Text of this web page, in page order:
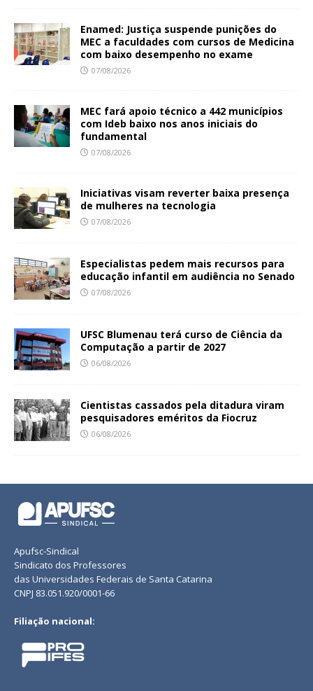
Enamed: Justiça suspende punições do
MEC a faculdades com cursos de Medicina
com baixo desempenho no exame
07/08/2026
MEC fará apoio técnico a 442 municípios
com Ideb baixo nos anos iniciais do
fundamental
07/08/2026
Iniciativas visam reverter baixa presença
de mulheres na tecnologia
07/08/2026
Especialistas pedem mais recursos para
educação infantil em audiência no Senado
07/08/2026
UFSC Blumenau terá curso de Ciência da
Computação a partir de 2027
06/08/2026
Cientistas cassados pela ditadura viram
pesquisadores eméritos da Fiocruz
06/08/2026
Apufsc-Sindical
Sindicato dos Professores
das Universidades Federais de Santa Catarina
CNPJ 83.051.920/0001-66
Filiação nacional: